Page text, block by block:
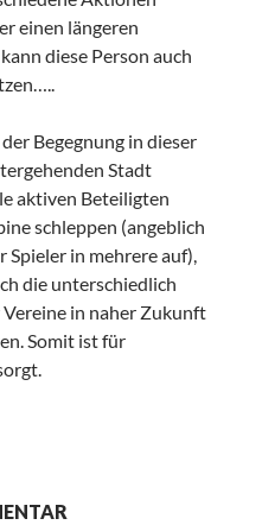
einen längeren
diese Person auch
Begegnung in dieser
Stadt
aktiven Beteiligten
schleppen (angeblich
Spieler in mehrere auf),
die unterschiedlich
in naher Zukunft
Somit ist für